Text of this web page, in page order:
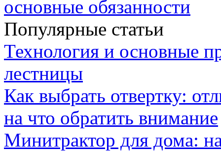
основные обязанности
Популярные статьи
Технология и основные
лестницы
Как выбрать отвертку:
на что обратить внимание
Минитрактор для дома: